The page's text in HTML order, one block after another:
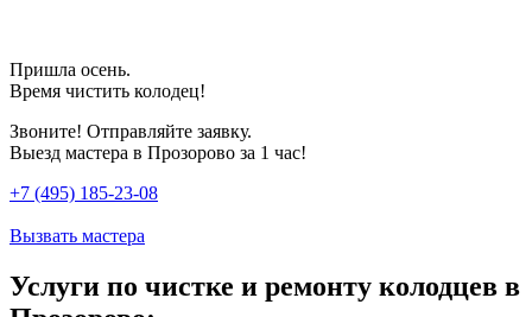
Пришла осень.
Время чистить колодец!
Звоните! Отправляйте заявку.
Выезд мастера в Прозорово за 1 час!
+7 (495) 185-23-08
Вызвать мастера
Услуги по чистке и ремонту колодцев в